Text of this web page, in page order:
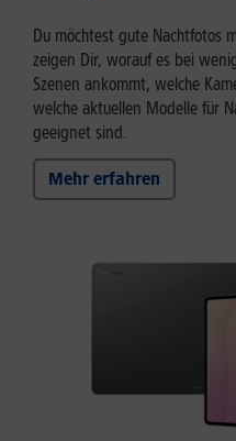
Du möchtest gute Nachtfotos
zeigen Dir, worauf es bei
Szenen ankommt, welche
welche aktuellen Modelle für
geeignet sind.
Mehr erfahren